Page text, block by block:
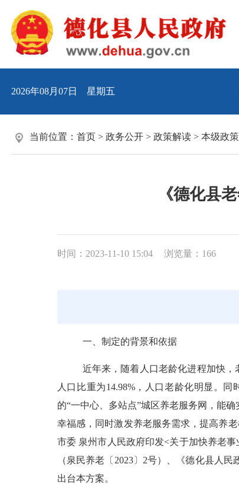
2026年08月07日 星期五
当前位置： 首页 > 政务公开 > 政策解读 > 本级政
《德化县
时间：2023-11-10 15:04 浏览量： 166
一、 制定的背景和依据
近年来，随着人口老龄化进程加快
人口比重为14.98%， 人口老龄化明显。 同
的“一中心、多站点”城区养老服务网 ，能确
幸福感 ，同时激发养老服务需求 ，提高养
市委 泉州市人民政府印发<关于加快养老
（泉民养老〔 2023〕 2号）、 《德化县人民
出台本方案。